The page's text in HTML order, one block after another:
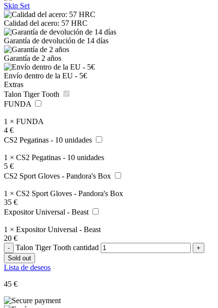
Skin Set
Calidad del acero: 57 HRC
Garantía de devolución de 14 días
Garantía de 2 años
Envío dentro de la EU - 5€
Extras
Talon Tiger Tooth
FUNDA
1 × FUNDA
4 €
CS2 Pegatinas - 10 unidades
1 × CS2 Pegatinas - 10 unidades
5 €
CS2 Sport Gloves - Pandora's Box
1 × CS2 Sport Gloves - Pandora's Box
35 €
Expositor Universal - Beast
1 × Expositor Universal - Beast
20 €
Talon Tiger Tooth cantidad
Sold out
Lista de deseos
45 €